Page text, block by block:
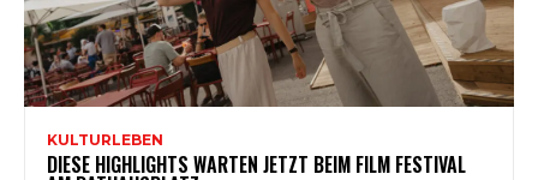
KULTURLEBEN
DIESE HIGHLIGHTS WARTEN JETZT BEIM FILM FESTIVAL